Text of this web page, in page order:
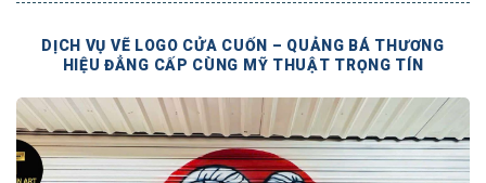
DỊCH VỤ VẼ LOGO CỬA CUỐN – QUẢNG BÁ THƯƠNG
HIỆU ĐẲNG CẤP CÙNG MỸ THUẬT TRỌNG TÍN